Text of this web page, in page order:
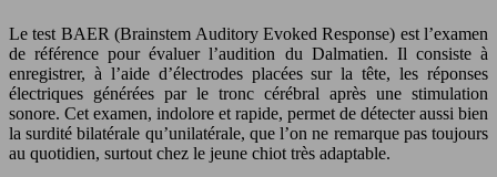
Le test BAER (Brainstem Auditory Evoked Response) est l’examen
de référence pour évaluer l’audition du Dalmatien. Il consiste à
enregistrer, à l’aide d’électrodes placées sur la tête, les réponses
électriques générées par le tronc cérébral après une stimulation
sonore. Cet examen, indolore et rapide, permet de détecter aussi bien
la surdité bilatérale qu’unilatérale, que l’on ne remarque pas toujours
au quotidien, surtout chez le jeune chiot très adaptable.